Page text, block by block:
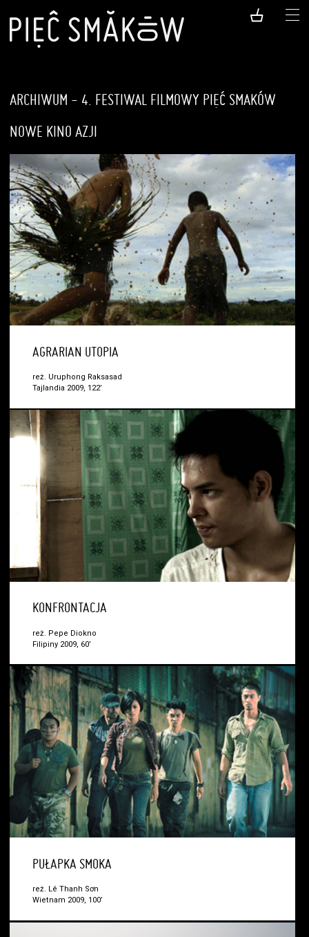
ARCHIWUM - 4. FESTIWAL FILMOWY PIĘĆ SMAKÓW
NOWE KINO AZJI
AGRARIAN UTOPIA
reż. Uruphong Raksasad
Tajlandia 2009, 122’
KONFRONTACJA
reż. Pepe Diokno
Filipiny 2009, 60’
PUŁAPKA SMOKA
reż. Lê Thanh Sơn
Wietnam 2009, 100’